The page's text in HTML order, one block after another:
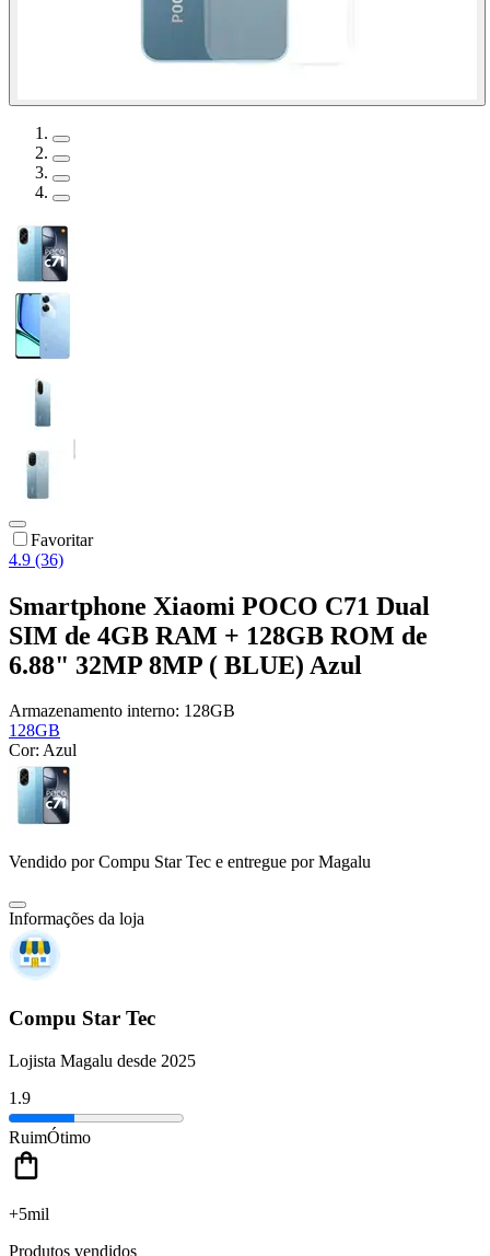
Favoritar
4.9 (36)
Smartphone Xiaomi POCO C71 Dual
SIM de 4GB RAM + 128GB ROM de
6.88" 32MP 8MP ( BLUE) Azul
Armazenamento interno: 128GB
128GB
Cor: Azul
Vendido porCompu Star Tec e entregue por Magalu
Informações da loja
Compu Star Tec
Lojista Magalu desde 2025
1.9
RuimÓtimo
+5mil
Produtos vendidos